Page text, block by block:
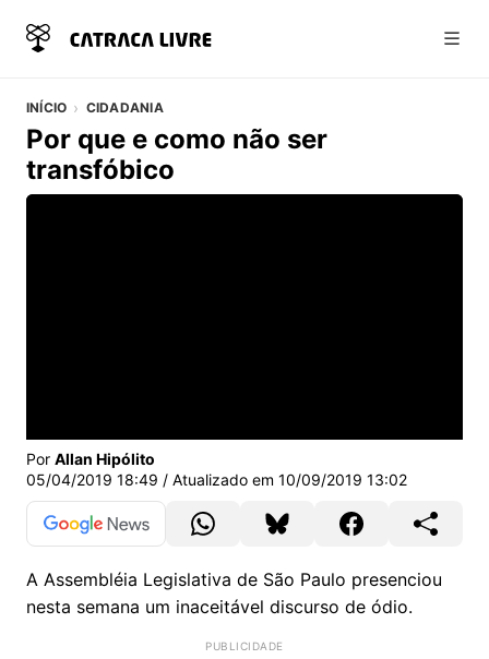
INÍCIO CIDADANIA
Por que e como não ser
transfóbico
Vídeo do artigo
Por Allan Hipólito
05/04/2019 18:49 / Atualizado em 10/09/2019 13:02
A Assembléia Legislativa de São Paulo presenciou
nesta semana um inaceitável discurso de ódio.